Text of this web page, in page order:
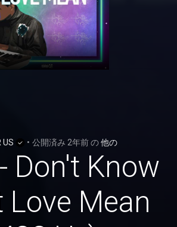
US • 公開済み 2年前の他の
Don't Know
Love Mean